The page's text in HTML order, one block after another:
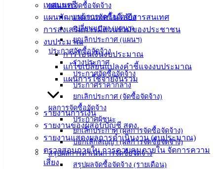
แผนการจัดซื้อจัดจ้าง
แผนการจัดซื้อจัดจ้าง
เปลี่ยนแปลง (แผนฯ)
ยกเลิกประกาศ (แผนฯ)
ประกาศจัดซื้อจัดจ้าง
ร่างประกาศ
ประกาศจัดซื้อจัดจ้าง
ประกาศราคากลาง
ยกเลิกประกาศ (จัดซื้อจัดจ้าง)
ผลการจัดซื้อจัดจ้าง
ประกาศผู้ชนะ
ยกเลิกประกาศ (ผลการจัดซื้อจัดจ้าง)
บอกเลิกสัญญา (ผลการจัดซื้อจัดจ้าง)
สรุปผลการดำเนินการจัดซื้อจัดจ้าง
สรุปผลจัดซื้อจัดจ้าง (รายเดือน)
เทศมนตรี
แผนพัฒนาด้านเทคโนโลยีสารสนเทศ
การส่งเสริมการมีส่วนร่วมของประชาชน
งบประมาณ
การโอนเงินงบประมาณ
แก้ไขเปลี่ยนแปลงคำชี้แจงงบประมาณ
แผนการใช้จ่ายงินรวม
รายงานการเงิน
รายงานของผู้สอบบัญชี สตง.
รายงานแสดงผลการดำเนินงาน (งบประมาณ)
ตรวจสอบภายใน การควบคุมภายใน จัดการความ
เสี่ยง
เทศบาล
นายก
หัวหน้า
ส่วน
ราชการ
สภา
เทศบาล